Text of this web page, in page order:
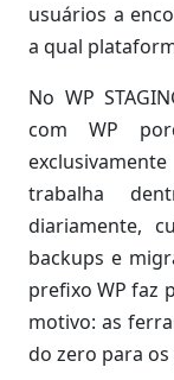
usuários a
a qual
No WP
com WP
trabalha
diariamente,
backups e
prefixo WP faz
motivo: as
do zero para